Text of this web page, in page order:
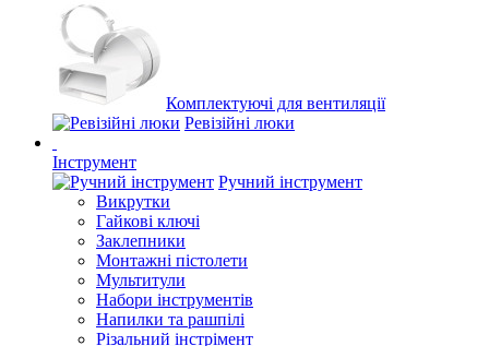
Комплектуючі для вентиляції
Ревізійні люки
Інструмент
Ручний інструмент
Викрутки
Гайкові ключі
Заклепники
Монтажні пістолети
Мультитули
Набори інструментів
Напилки та рашпілі
Різальний інстрімент